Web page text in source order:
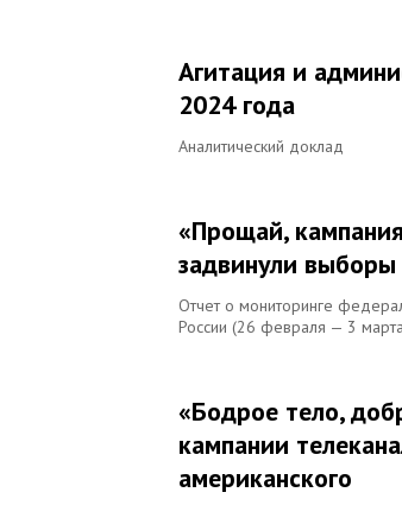
Агитация и
2024 года
Аналитический доклад
«Прощай,
задвинули
Отчет о мониторинге
России (26 февраля — 3
«Бодрое тело,
кампании
американского